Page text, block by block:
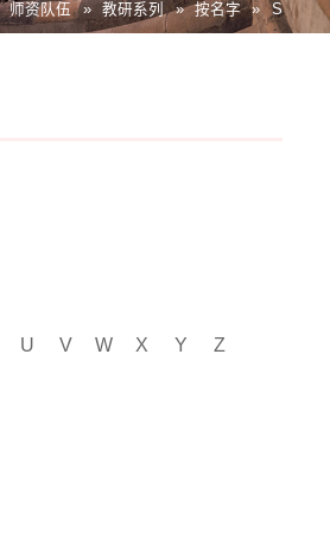
师资队伍 » 教研系列 » 按名字 » S
U V W X Y Z